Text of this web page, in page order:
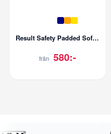
Result Safety Padded Softshell Blouson
från 580:-